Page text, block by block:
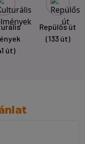
út)
Repülős út
(133 út)